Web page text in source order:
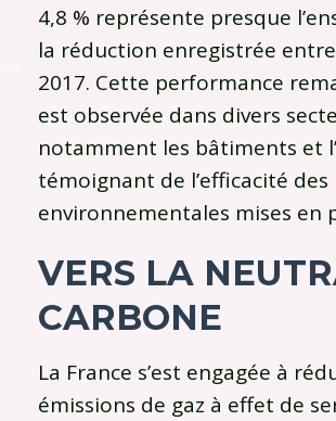
4,8 % représente presque
la réduction enregistrée
2017. Cette performance
est observée dans divers
notamment les bâtiments et
témoignant de l’efficacité des
environnementales mises en
VERS LA
CARBONE
La France s’est engagée à
émissions de gaz à effet de